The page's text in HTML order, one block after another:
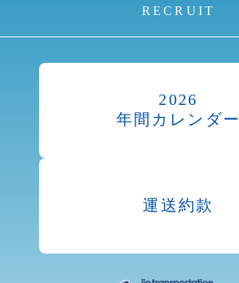
RECRUIT
2026
年間カレンダー
運送約款